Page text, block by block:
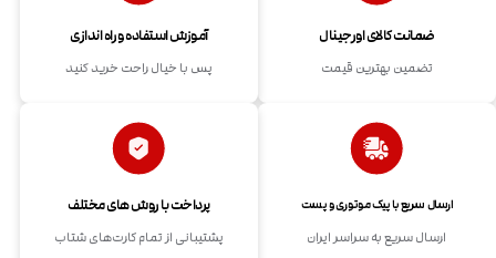
ضمانت کالای اورجینال
تضمین بهترین قیمت
آموزش استفاده و راه اندازی
پس با خیال راحت خرید کنید
ارسال سریع با پیک موتوری و پست
ارسال سریع به سراسر ایران
پرداخت با روش های مختلف
پشتیبانی از تمام کارت‌های شتاب